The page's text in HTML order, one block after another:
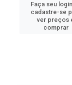
Faça seu
cadastre-se
ver preços
comprar